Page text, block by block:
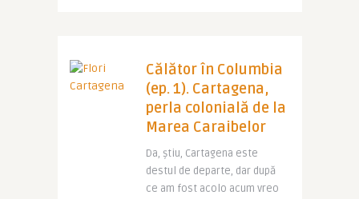
Călător în Columbia
(ep. 1). Cartagena,
perla colonială de la
Marea Caraibelor
Da, știu, Cartagena este
destul de departe, dar după
ce am fost acolo acum vreo